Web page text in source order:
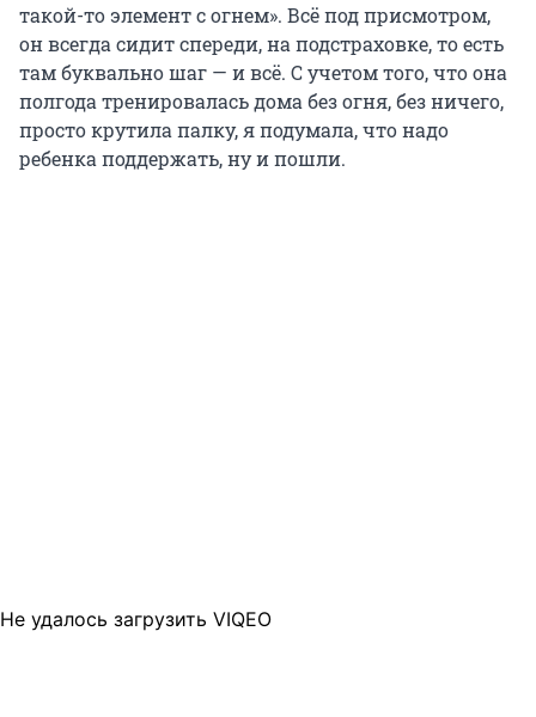
такой-то элемент с огнем». Всё под присмотром,
он всегда сидит спереди, на подстраховке, то есть
там буквально шаг — и всё. С учетом того, что она
полгода тренировалась дома без огня, без ничего,
просто крутила палку, я подумала, что надо
ребенка поддержать, ну и пошли.
Не удалось загрузить VIQEO